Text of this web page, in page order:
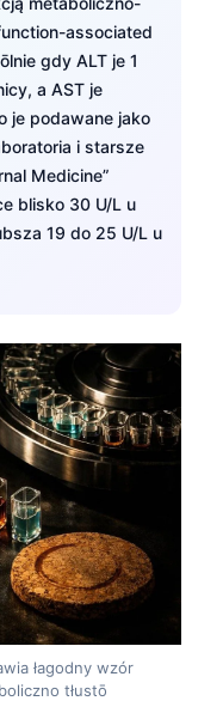
associated
gdy ALT je 1
a AST je
je podawane jako
i starsze
Medicine”
blisko 30 U/L u
19 do 25 U/L u
łagodny wzór
tłustō